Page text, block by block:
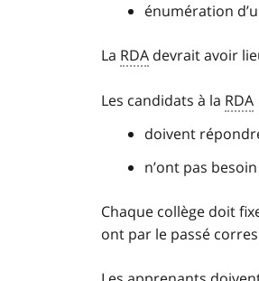
énumération
La RDA devrait avoir
Les candidats à la RDA
doivent
n’ont pas
Chaque collège doit
ont par le passé